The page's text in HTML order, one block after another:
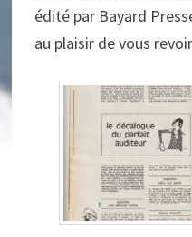
édité par Bayard
au plaisir de vous